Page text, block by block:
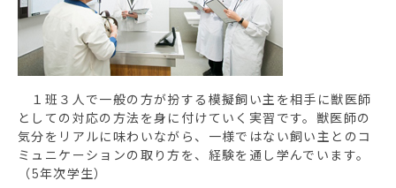
１班３人で一般の方が扮する模擬飼い主を相手に獣医師
としての対応の方法を身に付けていく実習です。獣医師の
気分をリアルに味わいながら、一様ではない飼い主とのコ
ミュニケーションの取り方を、経験を通し学んでいます。
（5年次学生）